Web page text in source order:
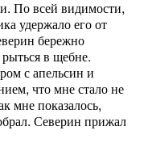
По всей видимости,
удержало его от
бережно
в щебне.
с апельсин и
что мне стало не
мне показалось,
Северин прижал